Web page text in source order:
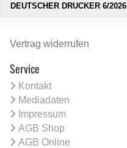
DEUTSCHER DRUCKER 6/2026
Vertrag widerrufen
Service
Kontakt
Mediadaten
Impressum
AGB Shop
AGB Online